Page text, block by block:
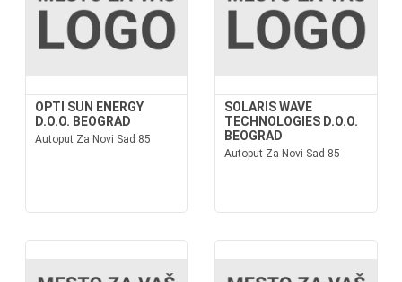
OPTI SUN ENERGY
D.O.O. BEOGRAD
Autoput Za Novi Sad 85
SOLARIS WAVE
TECHNOLOGIES D.O.O.
BEOGRAD
Autoput Za Novi Sad 85